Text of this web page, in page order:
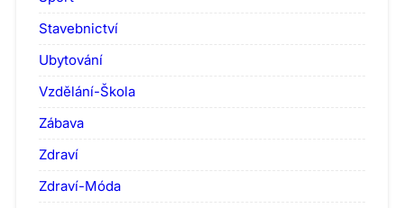
Stavebnictví
Ubytování
Vzdělání-Škola
Zábava
Zdraví
Zdraví-Móda